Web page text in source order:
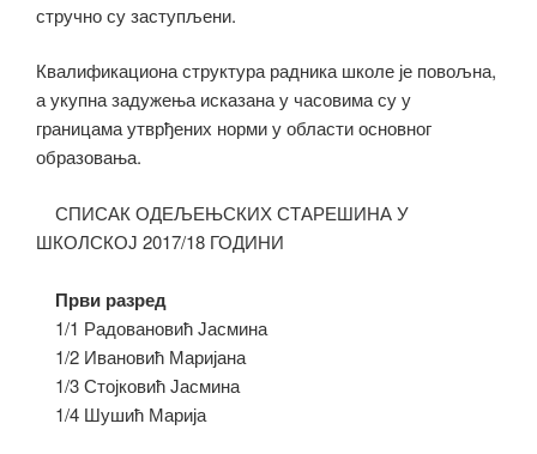
стручно су заступљени.
Квалификациона структура радника школе је повољна,
а укупна задужења исказана у часовима су у
границама утврђених норми у области основног
образовања.
СПИСАК ОДЕЉЕЊСКИХ СТАРЕШИНА У
ШКОЛСКОЈ 2017/18 ГОДИНИ
Први разред
1/1 Радовановић Јасмина
1/2 Ивановић Маријана
1/3 Стојковић Јасмина
1/4 Шушић Марија